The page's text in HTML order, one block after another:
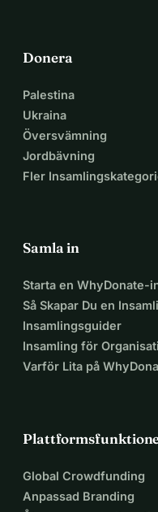
Ps: Har ni några frågor
vi kan hjälpa er vidare.
Donera
Palestina
Ukraina
Översvämning
Jordbävning
Fler
Samla in
Starta en WhyDonate-
Så Skapar Du en
Insamlingsguider
Insamling för
Varför Lita på
Global Crowdfunding
Anpassad Branding